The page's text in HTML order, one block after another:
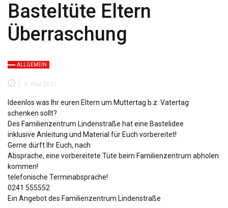
Basteltüte Eltern
Überraschung
ALLGEMEIN
6. Mai 2021
Ideenlos was Ihr euren Eltern um Muttertag b.z. Vatertag
schenken sollt?
Des Familienzentrum Lindenstraße hat eine Bastelidee
inklusive Anleitung und Material für Euch vorbereitet!
Gerne dürft Ihr Euch, nach
Absprache, eine vorbereitete Tüte beim Familienzentrum abholen
kommen!
telefonische Terminabsprache!
0241 555552
Ein Angebot des Familienzentrum Lindenstraße